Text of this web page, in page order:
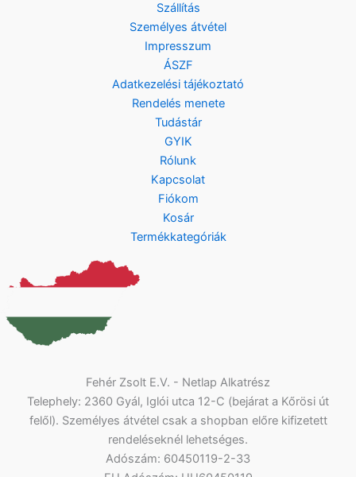
Szállítás
Személyes átvétel
Impresszum
ÁSZF
Adatkezelési tájékoztató
Rendelés menete
Tudástár
GYIK
Rólunk
Kapcsolat
Fiókom
Kosár
Termékkategóriák
Fehér Zsolt E.V. - Netlap Alkatrész
Telephely: 2360 Gyál, Iglói utca 12-C (bejárat a Kőrösi út
felől). Személyes átvétel csak a shopban előre kifizetett
rendeléseknél lehetséges.
Adószám: 60450119-2-33